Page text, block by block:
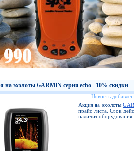
на эхолоты GARMIN серии echo - 10% скидки
Новость
Акция на эхолоты
прайс листа. Срок
наличия оборудования